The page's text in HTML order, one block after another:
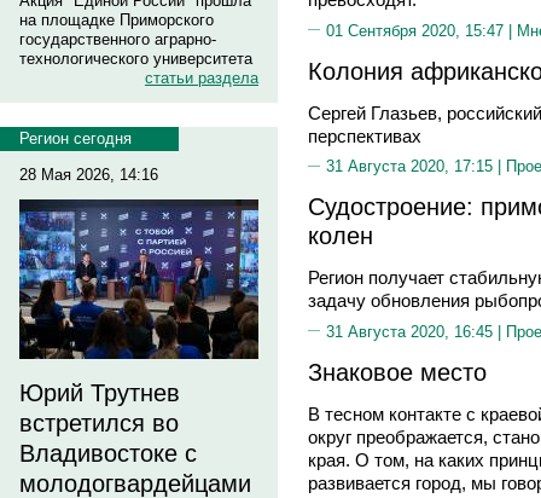
на площадке Приморского
государственного аграрно-
технологического университета
статьи раздела
Регион сегодня
28 Мая 2026, 14:16
Юрий Трутнев
встретился во
Владивостоке с
молодогвардейцами
01 Сентября 2020, 15:47 |
Колония
Сергей Глазьев,
перспективах
31 Августа 2020, 17:15 |
Cудостроение:
колен
Регион получает
задачу обновления
31 Августа 2020, 16:45 |
Знаковое место
В тесном контакте с
округ преображается,
края. О том, на каких
развивается город, мы